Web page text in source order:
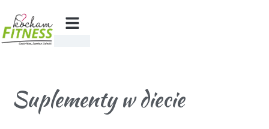
Suplementy w diecie